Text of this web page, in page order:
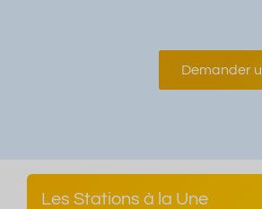
Demander
Les Stations à la Une